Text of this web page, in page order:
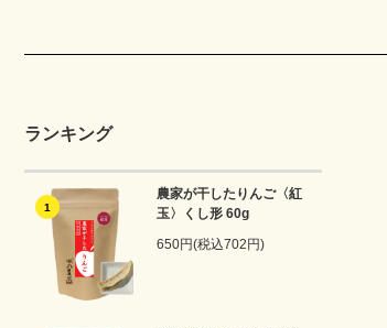
ランキング
1
農家が干したりんご〈紅
玉〉くし形 60g
650円(税込702円)